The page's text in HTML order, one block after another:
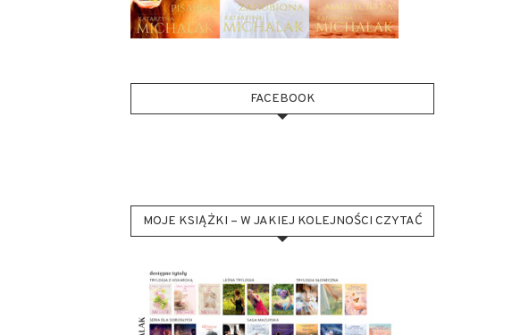
FACEBOOK
MOJE KSIĄŻKI – W JAKIEJ KOLEJNOŚCI CZYTAĆ